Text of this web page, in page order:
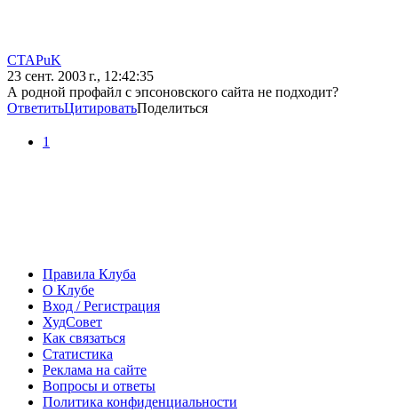
CTAPuK
23 сент. 2003 г., 12:42:35
А родной профайл с эпсоновского сайта не подходит?
ОтветитьЦитироватьПоделиться
1
Правила Клуба
О Клубе
Вход / Регистрация
ХудСовет
Как связаться
Статистика
Реклама на сайте
Вопросы и ответы
Политика конфиденциальности